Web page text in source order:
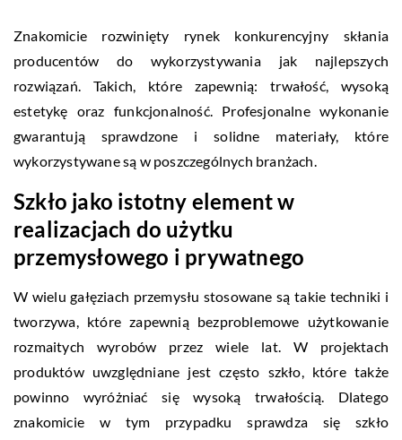
Znakomicie rozwinięty rynek konkurencyjny skłania
producentów do wykorzystywania jak najlepszych
rozwiązań. Takich, które zapewnią: trwałość, wysoką
estetykę oraz funkcjonalność. Profesjonalne wykonanie
gwarantują sprawdzone i solidne materiały, które
wykorzystywane są w poszczególnych branżach.
Szkło jako istotny element w
realizacjach do użytku
przemysłowego i prywatnego
W wielu gałęziach przemysłu stosowane są takie techniki i
tworzywa, które zapewnią bezproblemowe użytkowanie
rozmaitych wyrobów przez wiele lat. W projektach
produktów uwzględniane jest często szkło, które także
powinno wyróżniać się wysoką trwałością. Dlatego
znakomicie w tym przypadku sprawdza się szkło